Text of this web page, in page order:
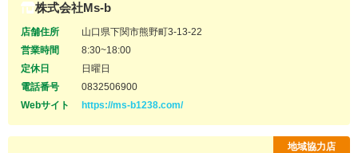
株式会社Ms-b
店舗住所
山口県下関市熊野町3-13-22
営業時間
8:30~18:00
定休日
日曜日
電話番号
0832506900
Webサイト
https://ms-b1238.com/
地域協力店